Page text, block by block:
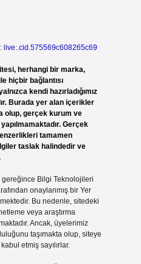
live:.cid.575569c608265c69
herhangi bir marka,
hiçbir bağlantısı
kendi hazırladığımız
Burada yer alan içerikler
olup, gerçek kurum ve
Gerçek
tamamen
taslak halindedir ve
gereğince Bilgi Teknolojileri
onaylanmış bir Yer
Bu nedenle, sitedeki
veya araştırma
Ancak, üyelerimiz
taşımakta olup, siteye
etmiş sayılırlar.